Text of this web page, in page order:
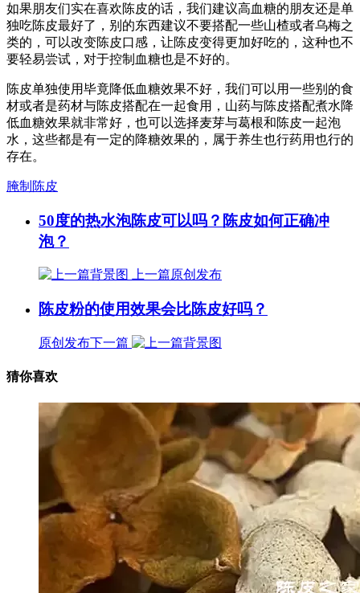
如果朋友们实在喜欢陈皮的话，我们建议高血糖的朋友还是单
独吃陈皮最好了，别的东西建议不要搭配一些山楂或者乌梅之
类的，可以改变陈皮口感，让陈皮变得更加好吃的，这种也不
要轻易尝试，对于控制血糖也是不好的。
陈皮单独使用毕竟降低血糖效果不好，我们可以用一些别的食
材或者是药材与陈皮搭配在一起食用，山药与陈皮搭配煮水降
低血糖效果就非常好，也可以选择麦芽与葛根和陈皮一起泡
水，这些都是有一定的降糖效果的，属于养生也行药用也行的
存在。
腌制陈皮
50度的热水泡陈皮可以吗？陈皮如何正确冲
泡？
上一篇原创发布
陈皮粉的使用效果会比陈皮好吗？
原创发布下一篇
猜你喜欢